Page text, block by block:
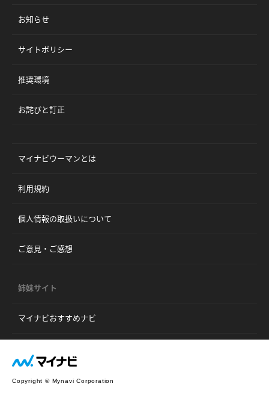
お知らせ
サイトポリシー
推奨環境
お詫びと訂正
マイナビウーマンとは
利用規約
個人情報の取扱いについて
ご意見・ご感想
姉妹サイト
マイナビおすすめナビ
Copyright © Mynavi Corporation